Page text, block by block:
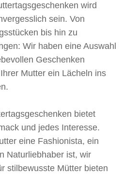
wird
sein. Von
bis hin zu
Wir haben eine Auswahl
Geschenken
Mutter ein Lächeln ins
bietet
und jedes Interesse.
eine Fashionista, ein
Naturliebhaber ist, wir
stilbewusste Mütter bieten